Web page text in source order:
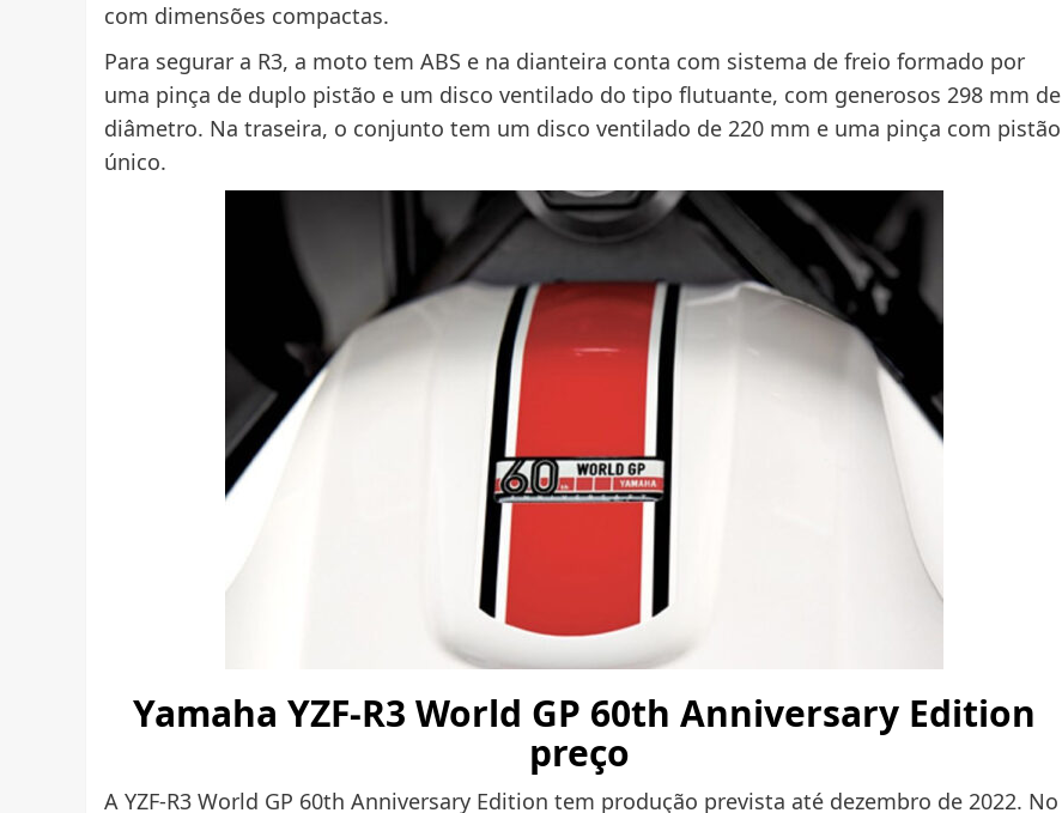
com dimensões compactas.
Para segurar a R3, a moto tem ABS e na dianteira conta com sistema de freio formado por
uma pinça de duplo pistão e um disco ventilado do tipo flutuante, com generosos 298 mm de
diâmetro. Na traseira, o conjunto tem um disco ventilado de 220 mm e uma pinça com pistão
único.
Yamaha YZF-R3 World GP 60th Anniversary Edition
preço
A YZF-R3 World GP 60th Anniversary Edition tem produção prevista até dezembro de 2022. No